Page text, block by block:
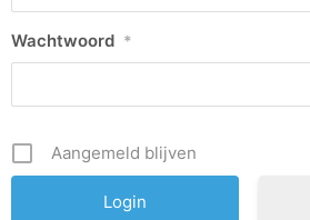
Wachtwoord *
Aangemeld blijven